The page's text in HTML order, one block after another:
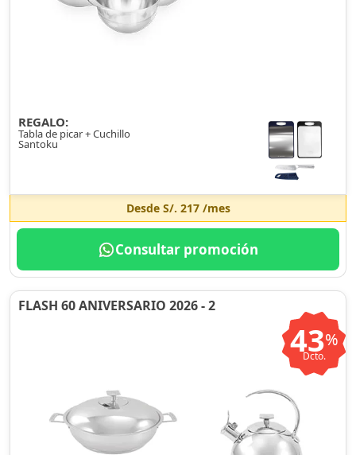
REGALO:
Tabla de picar + Cuchillo
Santoku
Desde S/. 217/mes
Consultar promoción
FLASH 60 ANIVERSARIO 2026 - 2
43%
Dcto.